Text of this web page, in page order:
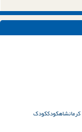
کرمانشاهکودککودک